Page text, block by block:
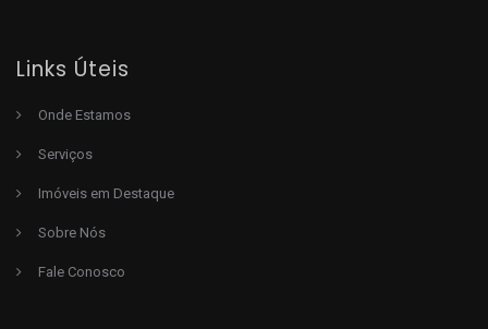
Links Úteis
Onde Estamos
Serviços
Imóveis em Destaque
Sobre Nós
Fale Conosco